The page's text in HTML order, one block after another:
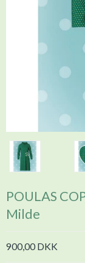
POULAS
Milde
900,00 DKK